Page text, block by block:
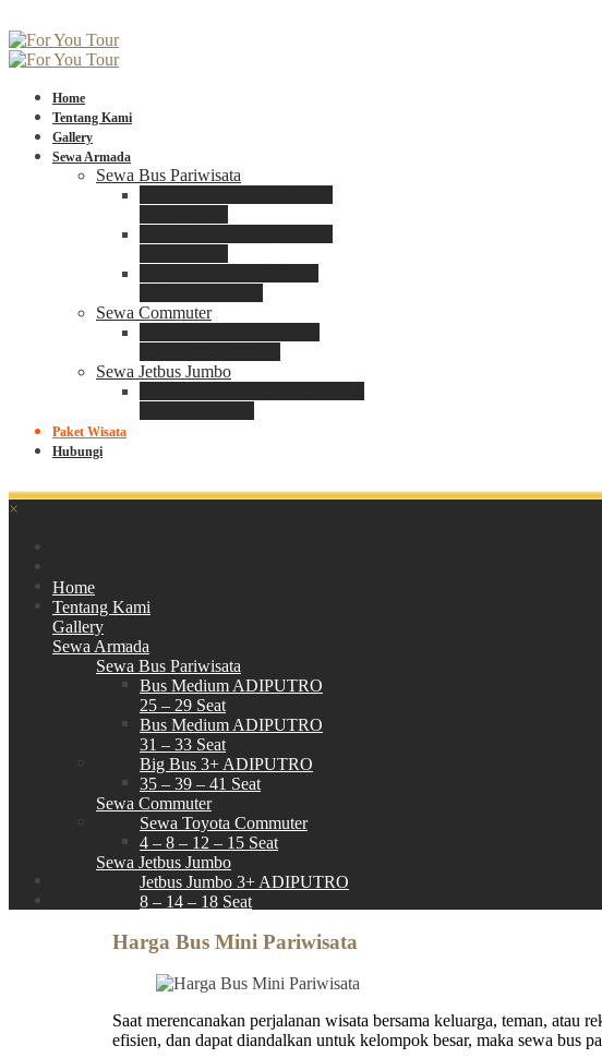
Home
Tentang Kami
Gallery
Sewa Armada
Sewa Bus Pariwisata
Sewa Commuter
Sewa Jetbus Jumbo
Paket Wisata
Hubungi
×
Home
Tentang Kami
Gallery
Sewa Armada
Sewa Bus Pariwisata
Bus Medium ADIPUTRO
25 – 29 Seat
Bus Medium ADIPUTRO
31 – 33 Seat
Big Bus 3+ ADIPUTRO
35 – 39 – 41 Seat
Sewa Commuter
Sewa Toyota Commuter
4 – 8 – 12 – 15 Seat
Sewa Jetbus Jumbo
Jetbus Jumbo 3+ ADIPUTRO
8 – 14 – 18 Seat
HubungiHarga Bus Mini Pariwisata
Saat merencanakan perjalanan wisata bersama keluarga, teman, atau
efisien, dan dapat diandalkan untuk kelompok besar, maka sewa bus